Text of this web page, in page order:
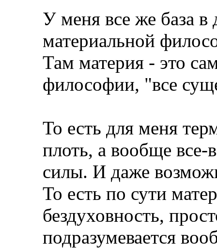
У меня все же база в
материальной
Там материя - это
философии, "все
То есть для меня
плоть, а вообще
силы. И даже
То есть по сути
бездуховность,
подразумевается